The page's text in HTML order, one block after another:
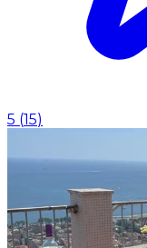
5 (15)